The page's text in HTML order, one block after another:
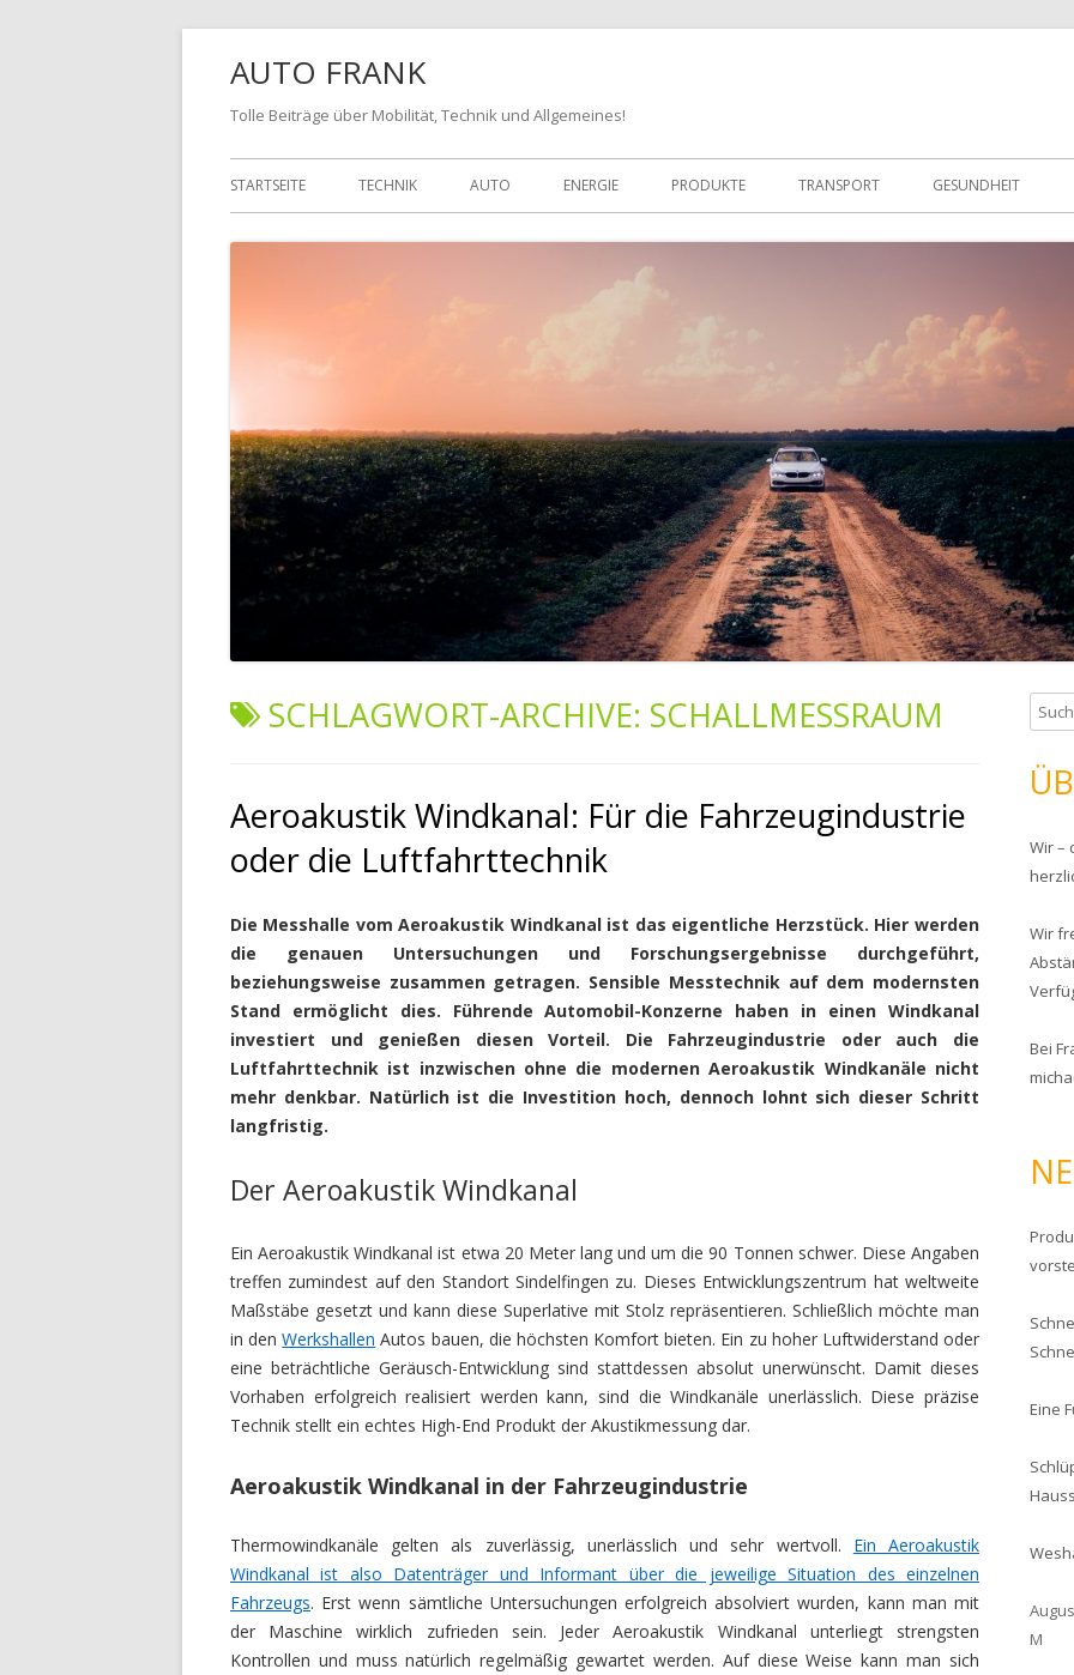
AUTO FRANK
Tolle Beiträge über Mobilität, Technik und Allgemeines!
Zum
Inhalt
STARTSEITE TECHNIK AUTO ENERGIE PRODUKTE TRANSPORT GESUNDHEIT
SCHLAGWORT-ARCHIVE: SCHALLMESSRAUM
Aeroakustik Windkanal: Für die Fahrzeugindustrie
oder die Luftfahrttechnik
Die Messhalle vom Aeroakustik Windkanal ist das eigentliche Herzstück. Hier werden
die genauen Untersuchungen und Forschungsergebnisse durchgeführt,
beziehungsweise zusammen getragen. Sensible Messtechnik auf dem modernsten
Stand ermöglicht dies. Führende Automobil-Konzerne haben in einen Windkanal
investiert und genießen diesen Vorteil. Die Fahrzeugindustrie oder auch die
Luftfahrttechnik ist inzwischen ohne die modernen Aeroakustik Windkanäle nicht
mehr denkbar. Natürlich ist die Investition hoch, dennoch lohnt sich dieser Schritt
langfristig.
Der Aeroakustik Windkanal
Ein Aeroakustik Windkanal ist etwa 20 Meter lang und um die 90 Tonnen schwer. Diese Angaben
treffen zumindest auf den Standort Sindelfingen zu. Dieses Entwicklungszentrum hat weltweite
Maßstäbe gesetzt und kann diese Superlative mit Stolz repräsentieren. Schließlich möchte man
in denWerkshallen Autos bauen, die höchsten Komfort bieten. Ein zu hoher Luftwiderstand oder
eine beträchtliche Geräusch-Entwicklung sind stattdessen absolut unerwünscht. Damit dieses
Vorhaben erfolgreich realisiert werden kann, sind die Windkanäle unerlässlich. Diese präzise
Technik stellt ein echtes High-End Produkt der Akustikmessung dar.
Aeroakustik Windkanal in der Fahrzeugindustrie
Thermowindkanäle gelten als zuverlässig, unerlässlich und sehr wertvoll. Ein Aeroakustik
Windkanal ist also Datenträger und Informant über die jeweilige Situation des einzelnen
Fahrzeugs. Erst wenn sämtliche Untersuchungen erfolgreich absolviert wurden, kann man mit
der Maschine wirklich zufrieden sein. Jeder Aeroakustik Windkanal unterliegt strengsten
Kontrollen und muss natürlich regelmäßig gewartet werden. Auf diese Weise kann man sich
u
c
h
n
n
c
h
:
Wir –
Wir
Bei
Eine
M